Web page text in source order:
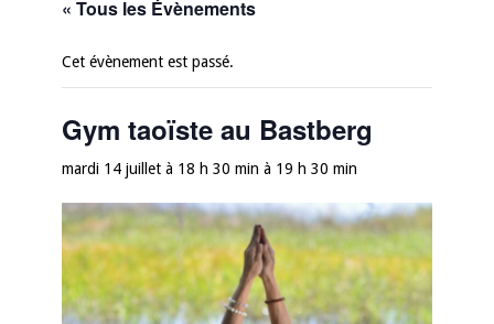
« Tous les Évènements
Cet évènement est passé.
Gym taoïste au Bastberg
mardi 14 juillet à 18 h 30 min à 19 h 30 min